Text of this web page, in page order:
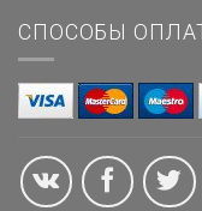
СПОСОБЫ